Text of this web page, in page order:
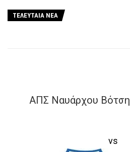
ΤΕΛΕΥΤΑΙΑ ΝΕΑ
ΑΠΣ Ναυάρχου Βότση
vs